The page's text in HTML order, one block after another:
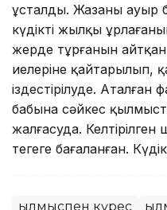
ұсталды. Жазаның ауыр
күдікті жылқы
жерде тұрғанын айтқан.
иелеріне қайтарылып,
іздестірілуде.
бабына сәйкес
жалғасуда.
теңгеге бағаланған.
Қылмыспен күрес